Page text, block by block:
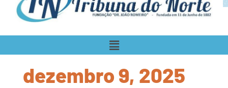
dezembro 9, 2025